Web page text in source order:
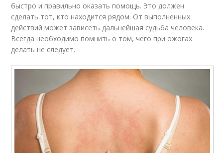
быстро и правильно оказать помощь. Это должен
сделать тот, кто находится рядом. От выполненных
действий может зависеть дальнейшая судьба человека.
Всегда необходимо помнить о том, чего при ожогах
делать не следует.